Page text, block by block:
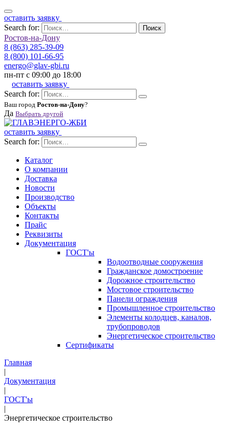
оставить заявку
Search for:
Поиск
Ростов-на-Дону
8 (863) 285-39-09
8 (800) 101-66-95
energo@glav-gbi.ru
пн-пт с 09:00 до 18:00
оставить заявку
Search for:
Ваш город Ростов-на-Дону?
Да Выбрать другой
оставить заявку
Search for:
Каталог
О компании
Доставка
Новости
Производство
Объекты
Контакты
Прайс
Реквизиты
Документация
ГОСТ'ы
Водоотводные сооружения
Гражданское домостроение
Дорожное строительство
Мостовое строительство
Панели ограждения
Промышленное строительство
Элементы колодцев, каналов,
трубопроводов
Энергетическое строительство
Сертификаты
Главная
|
Документация
|
ГОСТ'ы
|
Энергетическое строительство